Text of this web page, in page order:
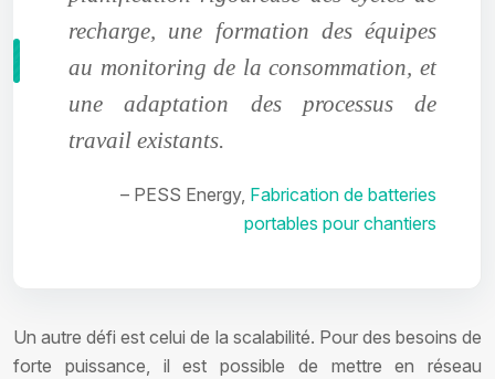
recharge, une formation des équipes
au monitoring de la consommation, et
une adaptation des processus de
travail existants.
– PESS Energy, Fabrication de batteries
portables pour chantiers
Un autre défi est celui de la scalabilité. Pour des besoins de
forte puissance, il est possible de mettre en réseau